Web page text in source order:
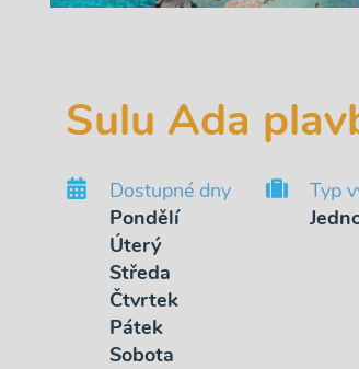
Sulu Ada
Dostupné dny
Pondělí
Úterý
Středa
Čtvrtek
Pátek
Sobota
Typ